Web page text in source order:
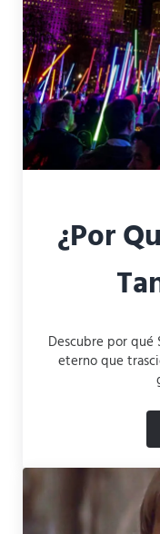
¿Por
Descubre por qué
eterno que